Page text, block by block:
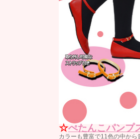
☆ぺたんこパンプ
カラーも豊富で11色の中か